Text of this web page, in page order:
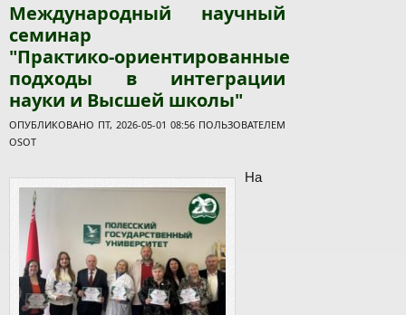
Международный научный
семинар
"Практико‑ориентированные
подходы в интеграции
науки и Высшей школы"
ОПУБЛИКОВАНО ПТ, 2026-05-01 08:56 ПОЛЬЗОВАТЕЛЕМ
OSOT
На